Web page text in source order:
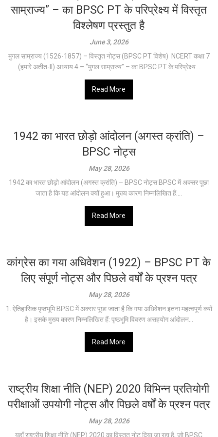
साम्राज्य” – का BPSC PT के परिप्रेक्ष्य में विस्तृत
विश्लेषण प्रस्तुत है
June 3, 2026
मुगल साम्राज्य (1526-1857) – विस्तृत नोट्स (BPSC PT विशेष) NCERT कक्षा 7
(हमारे अतीत-II) अध्याय 4 – “मुगल साम्राज्य” – का BPSC PT के परिप्रेक्ष्य...
Read More
1942 का भारत छोड़ो आंदोलन (अगस्त क्रांति) –
BPSC नोट्स
May 28, 2026
1942 का भारत छोड़ो आंदोलन (अगस्त क्रांति) – BPSC नोट्स BPSC में अक्सर पूछा
जाता है कि यह आंदोलन क्यों हुआ। मुख्य कारण निम्नलिखित हैं:...
Read More
कांग्रेस का गया अधिवेशन (1922) – BPSC PT के
लिए संपूर्ण नोट्स और पिछले वर्षों के प्रश्न पत्र
May 28, 2026
1. ऐतिहासिक पृष्ठभूमि BPSC में अक्सर पूछा जाता है कि गया अधिवेशन इतना महत्वपूर्ण क्यों
है। इसके मुख्य कारण निम्नलिखित हैं: पृष्ठभूमि विवरण असहयोग आंदोलन...
Read More
राष्ट्रीय शिक्षा नीति (NEP) 2020 विभिन्न प्रतियोगी
परीक्षाओं उपयोगी नोट्स और पिछले वर्षों के प्रश्न पत्र
May 28, 2026
यहाँ राष्ट्रीय शिक्षा नीति (NEP) 2020 का विस्तृत नोट दिया जा रहा है, जो BPSC